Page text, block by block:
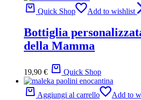
Quick Shop Add to wishlist
Bottiglia
della Mamma
19,90 € Quick Shop
Aggiungi al carrello Add to